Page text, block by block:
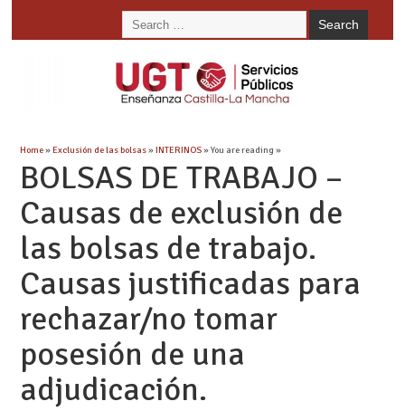
Home»Exclusión de las bolsas»INTERINOS» You are reading »
BOLSAS DE TRABAJO –
Causas de exclusión de
las bolsas de trabajo.
Causas justificadas para
rechazar/no tomar
posesión de una
adjudicación.